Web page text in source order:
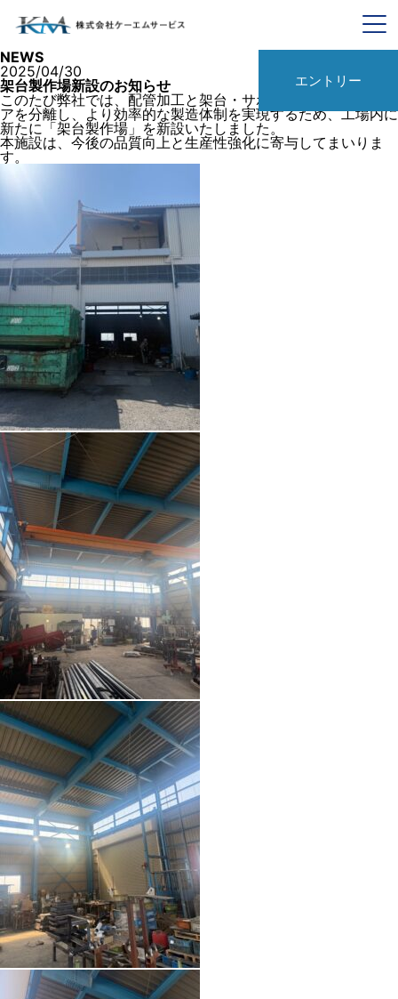
エントリー
NEWS
2025/04/30
架台製作場新設のお知らせ
このたび弊社では、配管加工と架台・サポート製作の作業エリ
アを分離し、より効率的な製造体制を実現するため、工場内に
新たに「架台製作場」を新設いたしました。
本施設は、今後の品質向上と生産性強化に寄与してまいりま
す。